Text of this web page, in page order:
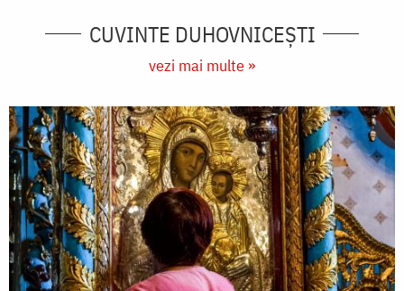
CUVINTE DUHOVNICEȘTI
vezi mai multe »